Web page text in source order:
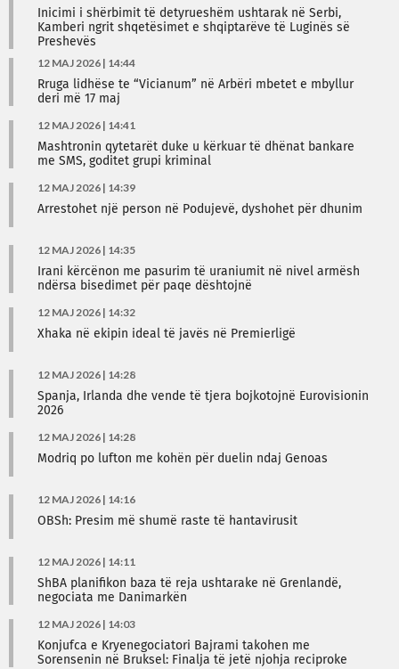
Inicimi i shërbimit të detyrueshëm ushtarak në Serbi,
Kamberi ngrit shqetësimet e shqiptarëve të Luginës së
Preshevës
12 MAJ 2026 | 14:44
Rruga lidhëse te “Vicianum” në Arbëri mbetet e mbyllur
deri më 17 maj
12 MAJ 2026 | 14:41
Mashtronin qytetarët duke u kërkuar të dhënat bankare
me SMS, goditet grupi kriminal
12 MAJ 2026 | 14:39
Arrestohet një person në Podujevë, dyshohet për dhunim
12 MAJ 2026 | 14:35
Irani kërcënon me pasurim të uraniumit në nivel armësh
ndërsa bisedimet për paqe dështojnë
12 MAJ 2026 | 14:32
Xhaka në ekipin ideal të javës në Premierligë
12 MAJ 2026 | 14:28
Spanja, Irlanda dhe vende të tjera bojkotojnë Eurovisionin
2026
12 MAJ 2026 | 14:28
Modriq po lufton me kohën për duelin ndaj Genoas
12 MAJ 2026 | 14:16
OBSh: Presim më shumë raste të hantavirusit
12 MAJ 2026 | 14:11
ShBA planifikon baza të reja ushtarake në Grenlandë,
negociata me Danimarkën
12 MAJ 2026 | 14:03
Konjufca e Kryenegociatori Bajrami takohen me
Sorensenin në Bruksel: Finalja të jetë njohja reciproke